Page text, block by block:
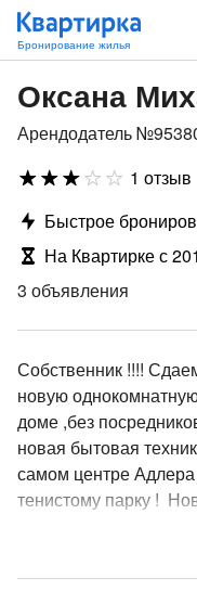
Оксана
Арендодатель
1 отзыв
Быстрое
На Квартирке с
3 объявления
Собственник !!!!
новую
доме ,без посредников и
новая бытовая
самом центре Адлера
тенистому парку ! Новый дом на ровной территории
центральный рынок,